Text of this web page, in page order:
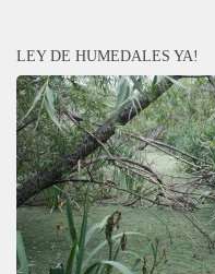
LEY DE HUMEDALES YA!